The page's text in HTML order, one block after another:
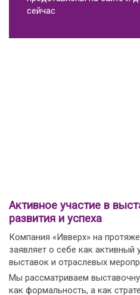
сейчас
Активное участие в
развития и успеха
Компания «Ивверх» на
заявляет о себе как активный
выставок и отраслевых
Мы рассматриваем
как формальность, а как